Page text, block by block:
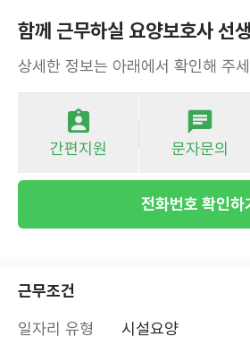
함께 근무하실 요양보호사 선
상세한 정보는 아래에서 확인해 주
간편지원 문자문의
전화번호 확인하
근무조건
일자리 유형
시설요양